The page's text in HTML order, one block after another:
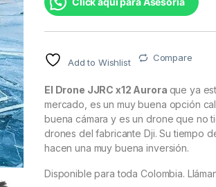
en base a
valoracione
clientes
Add to Wishlist Compare
El Drone JJRC x12 Aurora que ya
mercado, es un muy buena opción
buena cámara y es un drone que no
drones del fabricante Dji. Su tiempo
hacen una muy buena inversión.
Disponible para toda Colombia.